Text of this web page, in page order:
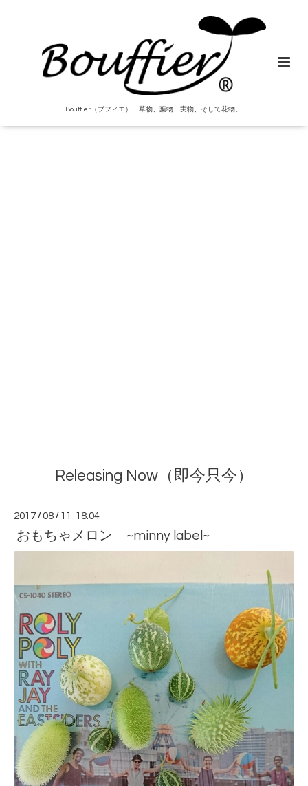
Bouffier（ブフィエ） 草物、葉物、実物、そして花物。
Releasing Now（即今只今）
2017 /08 / 11 18:04
おもちゃメロン ~minny label~